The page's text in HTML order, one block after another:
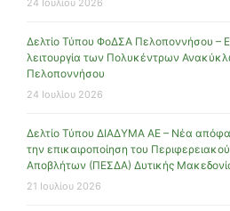
Δελτίο Τύπου ΦοΔΣΑ Πελοποννήσου –
λειτουργία των Πολυκέντρων
Πελοποννήσου
24 Ιουλίου 2026
Δελτίο Τύπου ΔΙΑΔΥΜΑ ΑΕ – Νέα
την επικαιροποίηση του
Αποβλήτων (ΠΕΣΔΑ) Δυτικής
21 Ιουλίου 2026